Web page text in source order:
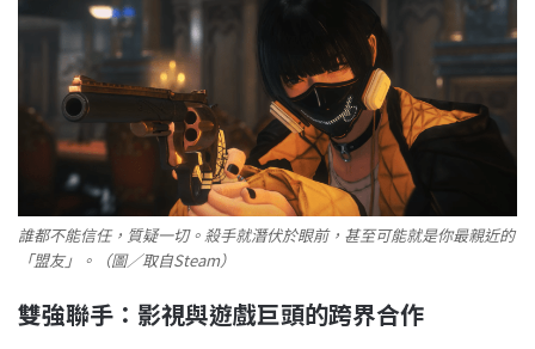
誰都不能信任，質疑一切。殺手就潛伏於眼前，甚至可能就是你最親近的
「盟友」。（圖／取自Steam）
雙強聯手：影視與遊戲巨頭的跨界合作